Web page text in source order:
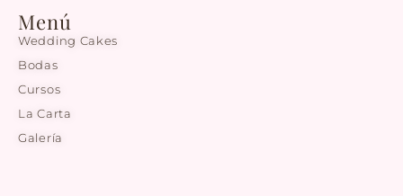
Menú
Wedding Cakes
Bodas
Cursos
La Carta
Galería